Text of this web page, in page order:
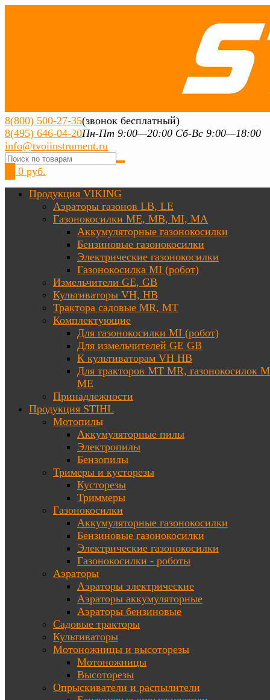
8(800) 500-27-35(звонок бесплатный)
8(495) 646-04-20Пн-Пт 9:00—20:00 Сб-Вс 9:00—18:00
info@tvoiinstrument.ru
0 руб.
Продукция VIKING
Аэраторы газонов LB, LE
Газонокосилки ME, MB, MI, MA
Аккумуляторные газонокосилки
Бензиновые газонокосилки
Электрические газонокосилки
Газонокосилка MI (робот)
Измельчители GE, GB
Культиваторы VH, HB
Трактора садовые MR, MT
Комплектующие
Для газонокосилки MI (робот)
Для измельчителей GE GB
К культиваторам VH HB
Для тракторов МТ MR, газонокосилок
ME
Принадлежности
Продукция STIHL
Мотопилы
Аккумуляторные пилы
Электропилы
Бензопилы
Тримеры и кусторезы
Кусторезы
Триммеры
Газонокосилки
Аккумуляторные газонокосилки
Бензиновые газонокосилки
Электрические газонокосилки
Газонокосилки - роботы
Аэраторы
Аэраторы электрические
Аэраторы аккумуляторные
Аэраторы бензиновые
Садовые тракторы
Культиваторы
Мотоножницы и высоторезы
Мотоножницы
Высоторезы
Опрыскиватели и распылители